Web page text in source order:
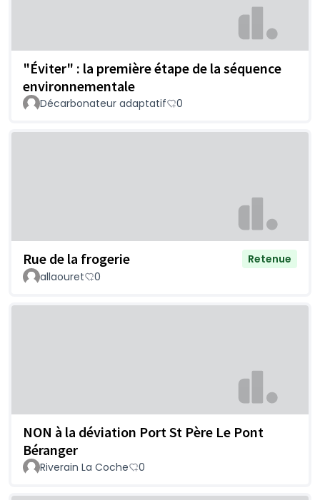
"Éviter" : la première étape de la séquence
environnementale
Décarbonateur adaptatif 0
Rue de la frogerie
Retenue
allaouret
0
NON à la déviation Port St Père Le Pont
Béranger
Riverain La Coche 0